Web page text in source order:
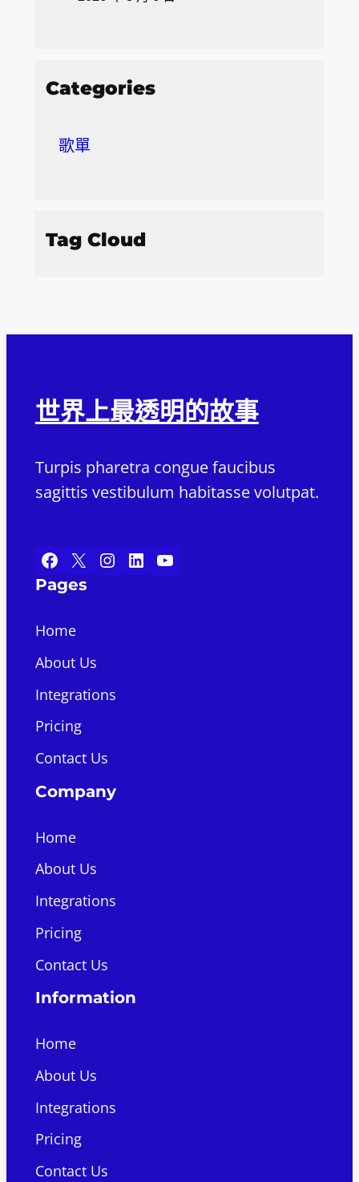
Categories
歌單
Tag Cloud
世界上最透明的故事
Turpis pharetra congue faucibus
sagittis vestibulum habitasse volutpat.
Facebook X Instagram LinkedIn YouTube
Pages
Home
About Us
Integrations
Pricing
Contact Us
Company
Home
About Us
Integrations
Pricing
Contact Us
Information
Home
About Us
Integrations
Pricing
Contact Us